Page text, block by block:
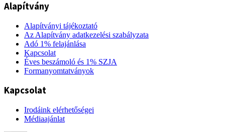
Alapítvány
Alapítványi tájékoztató
Az Alapítvány adatkezelési szabályzata
Adó 1% felajánlása
Kapcsolat
Éves beszámoló és 1% SZJA
Formanyomtatványok
Kapcsolat
Irodáink elérhetőségei
Médiaajánlat